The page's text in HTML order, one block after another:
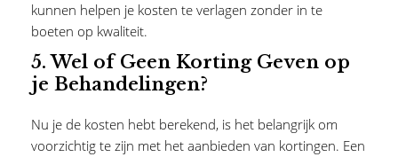
kunnen helpen je kosten te verlagen zonder in te
boeten op kwaliteit.
5.Wel of Geen Korting Geven op
je Behandelingen?
Nu je de kosten hebt berekend, is het belangrijk om
voorzichtig te zijn met het aanbieden van kortingen. Een